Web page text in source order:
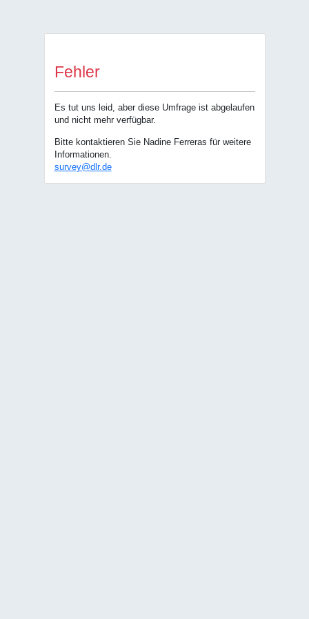
Fehler
Es tut uns leid, aber diese Umfrage ist abgelaufen
und nicht mehr verfügbar.
Bitte kontaktieren Sie Nadine Ferreras für weitere
Informationen.
survey@dlr.de